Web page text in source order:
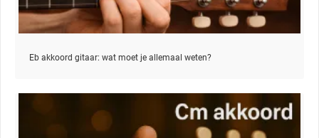
Eb akkoord gitaar: wat moet je allemaal weten?